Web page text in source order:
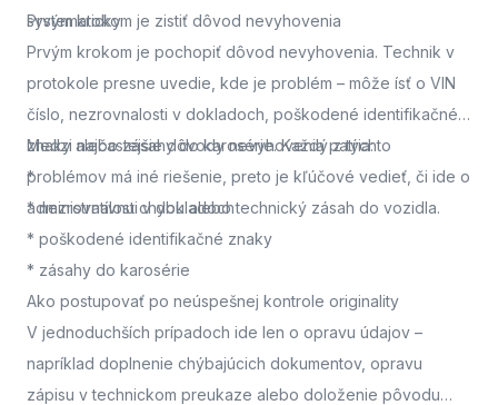
systematicky.
Prvým krokom je zistiť dôvod nevyhovenia
Prvým krokom je pochopiť dôvod nevyhovenia. Technik v
protokole presne uvedie, kde je problém – môže ísť o VIN
číslo, nezrovnalosti v dokladoch, poškodené identifikačné
znaky alebo zásahy do karosérie. Každý z týchto
problémov má iné riešenie, preto je kľúčové vedieť, či ide o
administratívnu chybu alebo technický zásah do vozidla.
Medzi najčastejšie dôvody nevyhovenia patria:
*
* nezrovnalosti v dokladoch
* poškodené identifikačné znaky
* zásahy do karosérie
Ako postupovať po neúspešnej kontrole originality
V jednoduchších prípadoch ide len o opravu údajov –
napríklad doplnenie chýbajúcich dokumentov, opravu
zápisu v technickom preukaze alebo doloženie pôvodu